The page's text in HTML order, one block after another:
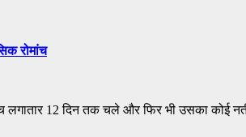
रोमांच
12 दिन तक चले और फिर भी उसका कोई